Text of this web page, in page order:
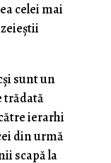
celei mai
sunt un
trădată
ierarhi
din urmă
scapă la